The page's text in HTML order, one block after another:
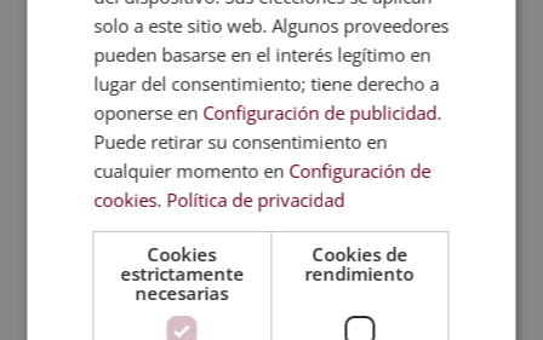
6. Otros tipos de adiestramiento
para perros
Las técnicas anteriores pueden combinarse con
otros entrenamientos complementarios. De hecho,
algunos de ellos son en base a:
Etología
. Se fomenta el instinto de manada, ya
Obediencia básica. Se entrena al perro para que
tenga comportamientos útiles en el día a día. Se
solo a este sitio web. Algunos proveedores
pueden basarse en el interés legítimo en
lugar del consentimiento; tiene derecho a
oponerse en Configuración de publicidad.
Puede retirar su consentimiento en
cualquier momento en Configuración de
cookies. Política de privacidad
Cookies
estrictamente
necesarias
Cookies de
rendimiento